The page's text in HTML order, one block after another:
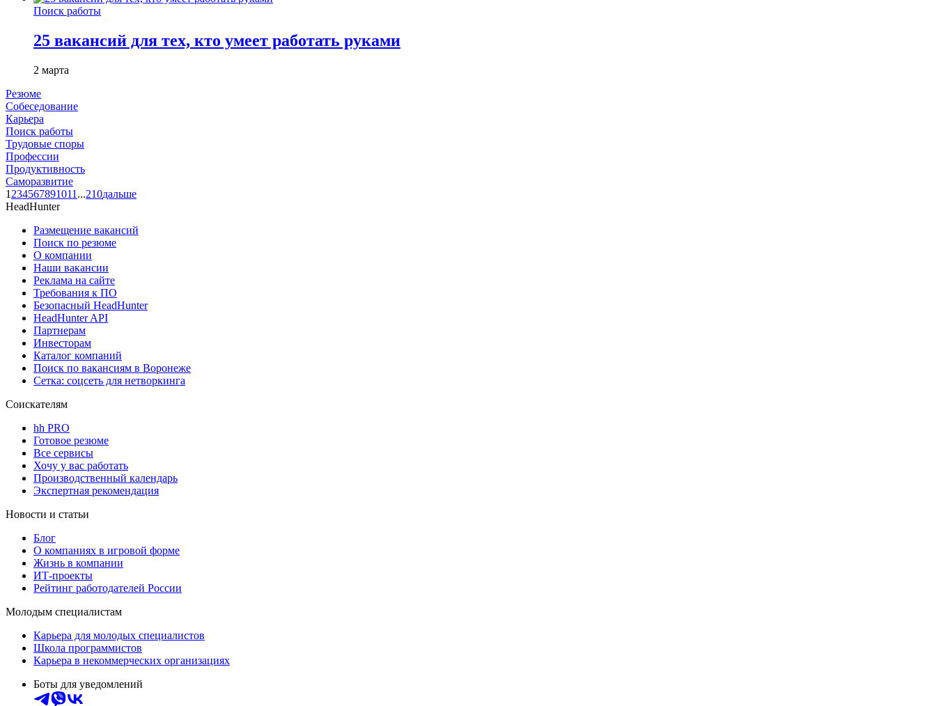
Поиск работы
25 вакансий для тех, кто умеет работать руками
2 марта
Резюме
Собеседование
Карьера
Поиск работы
Трудовые споры
Профессии
Продуктивность
Саморазвитие
1 234567891011 ...210дальше
HeadHunter
Размещение вакансий
Поиск по резюме
О компании
Наши вакансии
Реклама на сайте
Требования к ПО
Безопасный HeadHunter
HeadHunter API
Партнерам
Инвесторам
Каталог компаний
Поиск по вакансиям в Воронеже
Сетка: соцсеть для нетворкинга
Соискателям
hh PRO
Готовое резюме
Все сервисы
Хочу у вас работать
Производственный календарь
Экспертная рекомендация
Новости и статьи
Блог
О компаниях в игровой форме
Жизнь в компании
ИТ-проекты
Рейтинг работодателей России
Молодым специалистам
Карьера для молодых специалистов
Школа программистов
Карьера в некоммерческих организациях
Боты для уведомлений